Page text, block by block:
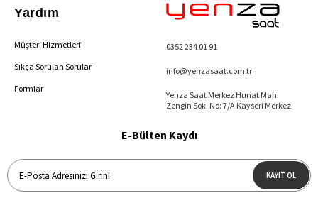
Yardım
Müşteri Hizmetleri
Sıkça Sorulan Sorular
Formlar
0352 234 01 91
info@yenzasaat.com.tr
Yenza Saat Merkez Hunat Mah.
Zengin Sok. No: 7/A Kayseri Merkez
E-Bülten Kaydı
KAYIT OL